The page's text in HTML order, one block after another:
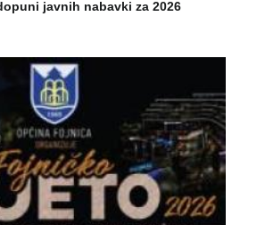
javnih nabavki za 2026